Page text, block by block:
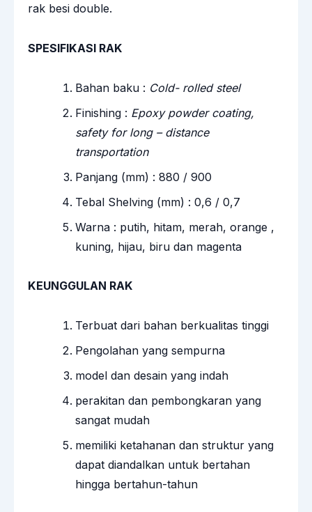
rak besi double.
SPESIFIKASI RAK
Bahan baku : Cold- rolled steel
Finishing : Epoxy powder coating,
safety for long – distance
transportation
Panjang (mm) : 880 / 900
Tebal Shelving (mm) : 0,6 / 0,7
Warna : putih, hitam, merah, orange ,
kuning, hijau, biru dan magenta
KEUNGGULAN RAK
Terbuat dari bahan berkualitas tinggi
Pengolahan yang sempurna
model dan desain yang indah
perakitan dan pembongkaran yang
sangat mudah
memiliki ketahanan dan struktur yang
dapat diandalkan untuk bertahan
hingga bertahun-tahun